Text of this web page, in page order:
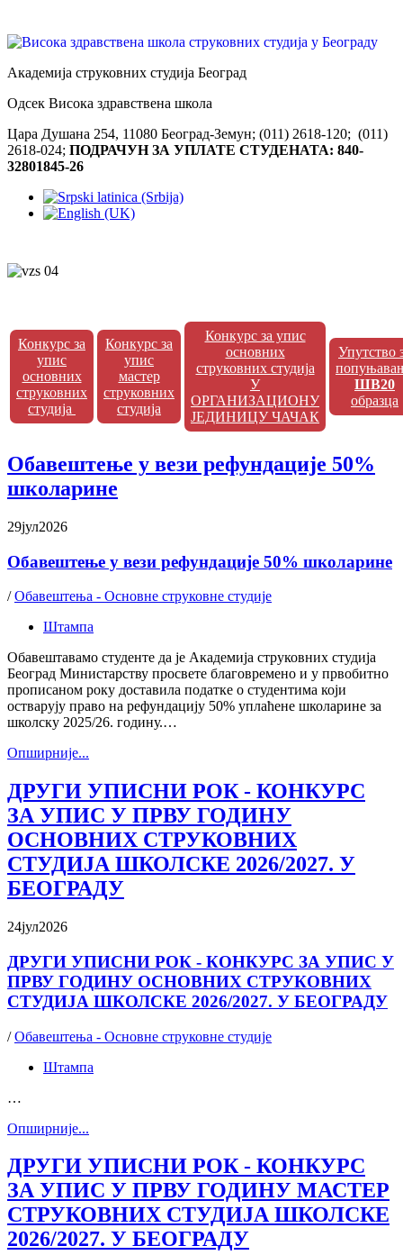
Академија струковних студија Београд
Одсек Висока здравствена школа
Цара Душана 254, 11080 Београд-Земун; (011) 2618-120; (011)
2618-024; ПОДРАЧУН ЗА УПЛАТЕ СТУДЕНАТА: 840-
32801845-26
Конкурс за
упис
основних
струковних
студија
Конкурс за
упис
мастер
струковних
студија
Конкурс за упис
основних
струковних студија
У
ОРГАНИЗАЦИОНУ
ЈЕДИНИЦУ ЧАЧАК
Упутство
ШВ20
образца
Обавештење у вези рефундације 50%
школарине
29јул2026
Обавештење у вези рефундације 50% школарине
/Обавештења - Основне струковне студије
Штампа
Обавештавамо студенте да је Академија струковних студија
Београд Министарству просвете благовремено и у првобитно
прописаном року доставила податке о студентима који
остварују право на рефундацију 50% уплаћене школарине за
школску 2025/26. годину.…
Oпширније...
ДРУГИ УПИСНИ РОК - КОНКУРС
ЗА УПИС У ПРВУ ГОДИНУ
ОСНОВНИХ СТРУКОВНИХ
СТУДИЈА ШКОЛСКЕ 2026/2027. У
БЕОГРАДУ
24јул2026
ДРУГИ УПИСНИ РОК - КОНКУРС ЗА УПИС У
ПРВУ ГОДИНУ ОСНОВНИХ СТРУКОВНИХ
СТУДИЈА ШКОЛСКЕ 2026/2027. У БЕОГРАДУ
/Обавештења - Основне струковне студије
Штампа
…
Oпширније...
ДРУГИ УПИСНИ РОК - КОНКУРС
ЗА УПИС У ПРВУ ГОДИНУ МАСТЕР
СТРУКОВНИХ СТУДИЈА ШКОЛСКЕ
2026/2027. У БЕОГРАДУ